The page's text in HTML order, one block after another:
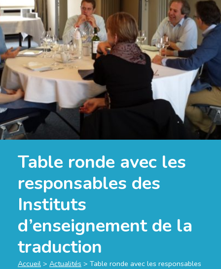
Table ronde avec les
responsables des
Instituts
d’enseignement de la
traduction
Accueil > Actualités > Table ronde avec les responsables